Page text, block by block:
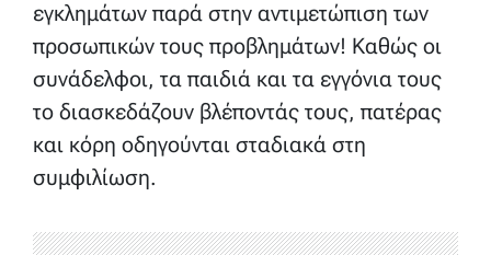
εγκλημάτων παρά στην αντιμετώπιση των
προσωπικών τους προβλημάτων! Καθώς οι
συνάδελφοι, τα παιδιά και τα εγγόνια τους
το διασκεδάζουν βλέποντάς τους, πατέρας
και κόρη οδηγούνται σταδιακά στη
συμφιλίωση.